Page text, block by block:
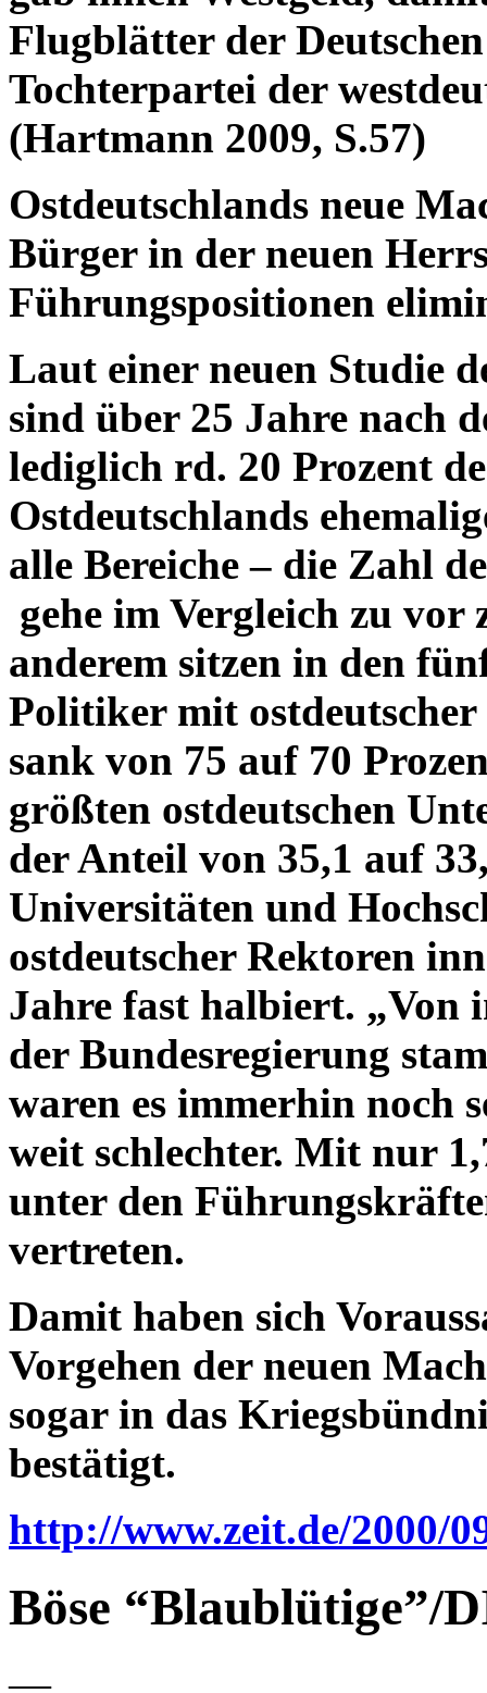
Flugblätter der
Tochterpartei der
(Hartmann 2009, S.57)
Ostdeutschlands neue
Bürger in der neuen
Führungspositionen
Laut einer neuen Studie
sind über 25 Jahre nach
lediglich rd. 20 Prozent
Ostdeutschlands
alle Bereiche – die Zahl
gehe im Vergleich zu
anderem sitzen in den
Politiker mit
sank von 75 auf 70
größten ostdeutschen
der Anteil von 35,1 auf
Universitäten und
ostdeutscher Rektoren
Jahre fast halbiert. „Von
der Bundesregierung
waren es immerhin noch
weit schlechter. Mit nur
unter den
vertreten.
Damit haben sich
Vorgehen der neuen
sogar in das
bestätigt.
http://www.zeit.de/2000/
Böse “Blaublütige”/